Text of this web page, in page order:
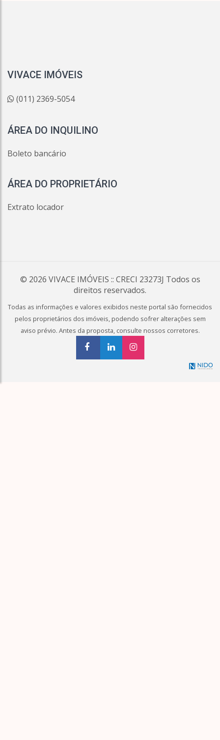
VIVACE IMÓVEIS
(011) 2369-5054
ÁREA DO INQUILINO
Boleto bancário
ÁREA DO PROPRIETÁRIO
Extrato locador
© 2026 VIVACE IMÓVEIS :: CRECI 23273J Todos os
direitos reservados.
Todas as informações e valores exibidos neste portal são fornecidos
pelos proprietários dos imóveis, podendo sofrer alterações sem
aviso prévio. Antes da proposta, consulte nossos corretores.